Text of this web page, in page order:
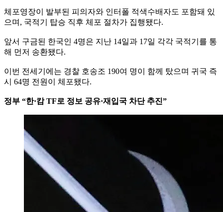
체포영장이 발부된 피의자와 인터폴 적색수배자도 포함돼 있
으며, 국적기 탑승 직후 체포 절차가 집행됐다.
앞서 구금된 한국인 4명은 지난 14일과 17일 각각 국적기를 통
해 먼저 송환됐다.
이번 전세기에는 경찰 호송조 190여 명이 함께 탔으며 귀국 즉
시 64명 전원이 체포됐다.
정부 “한·캄 TF로 정보 공유·재입국 차단 추진”